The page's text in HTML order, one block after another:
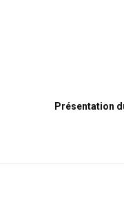
Présentation